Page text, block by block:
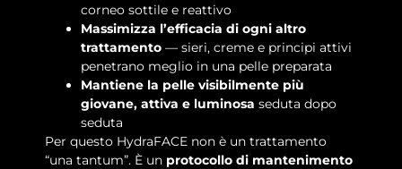
corneo sottile e reattivo
Massimizza l’efficacia di ogni altro
trattamento — sieri, creme e principi attivi
penetrano meglio in una pelle preparata
Mantiene la pelle visibilmente più
giovane, attiva e luminosa seduta dopo
seduta
Per questo HydraFACE non è un trattamento
“una tantum”. È un protocollo di mantenimento